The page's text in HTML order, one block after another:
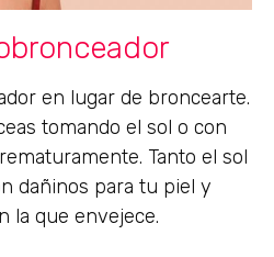
en lugar de broncearte.
tomando el sol o con
Tanto el sol
dañinos para tu piel y
la que envejece.